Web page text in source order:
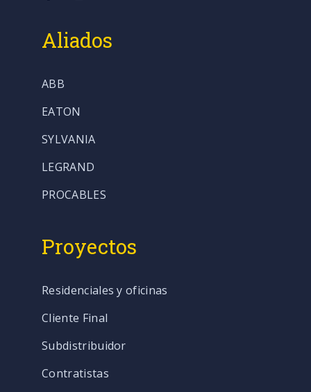
Aliados
ABB
EATON
SYLVANIA
LEGRAND
PROCABLES
Proyectos
Residenciales y oficinas
Cliente Final
Subdistribuidor
Contratistas